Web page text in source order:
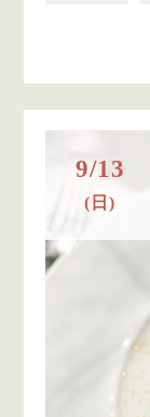
9/13
(日)